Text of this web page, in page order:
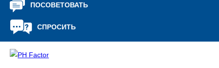
ПОСОВЕТОВАТЬ
СПРОСИТЬ